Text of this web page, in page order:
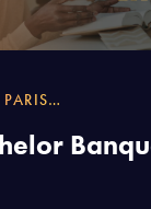
PARIS…